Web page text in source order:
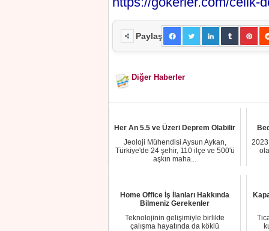
Paylaş
Diğer Haberler
Her An 5.5 ve Üzeri Deprem Olabilir
Jeoloji Mühendisi Aysun Aykan,
Türkiye'de 24 şehir, 110 ilçe ve 500'ü
aşkın maha...
2023
Home Office İş İlanları Hakkında
Bilmeniz Gerekenler
Teknolojinin gelişimiyle birlikte
çalışma hayatında da köklü